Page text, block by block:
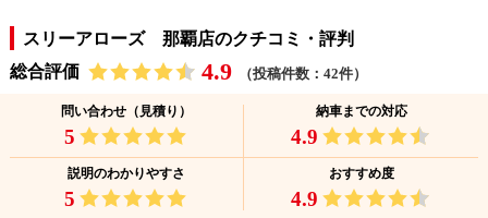
スリーアローズ 那覇店のクチコミ・評判
総合評価
4.9 （投稿件数：42件）
問い合わせ（見積り）
5
納車までの対応
4.9
説明のわかりやすさ
5
おすすめ度
4.9